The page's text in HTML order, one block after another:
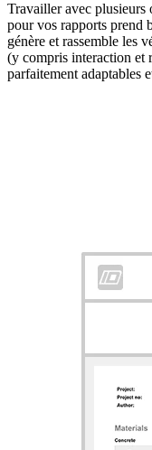
Travailler avec plusieurs
pour vos rapports prend
génère et rassemble les
(y compris interaction et
parfaitement adaptables